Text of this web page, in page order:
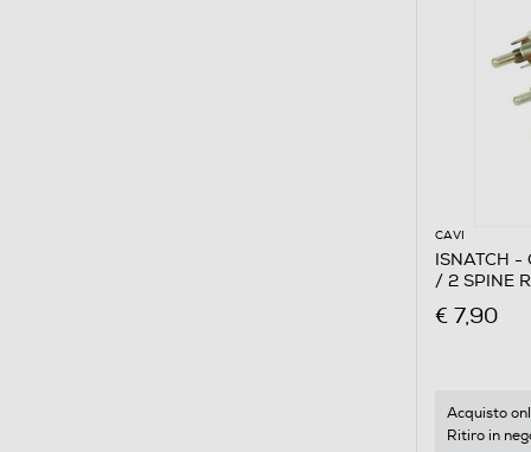
CAVI
ISNATCH -
/ 2 SPINE
€ 7,90
Acquisto
Ritiro in